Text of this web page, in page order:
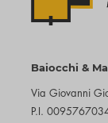
Baiocchi &
Via Giovanni
P.I.